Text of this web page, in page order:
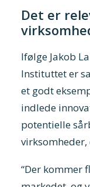
Det er
Ifølge Jakob
Instituttet er
et godt
indlede
potentielle
“Der kommer